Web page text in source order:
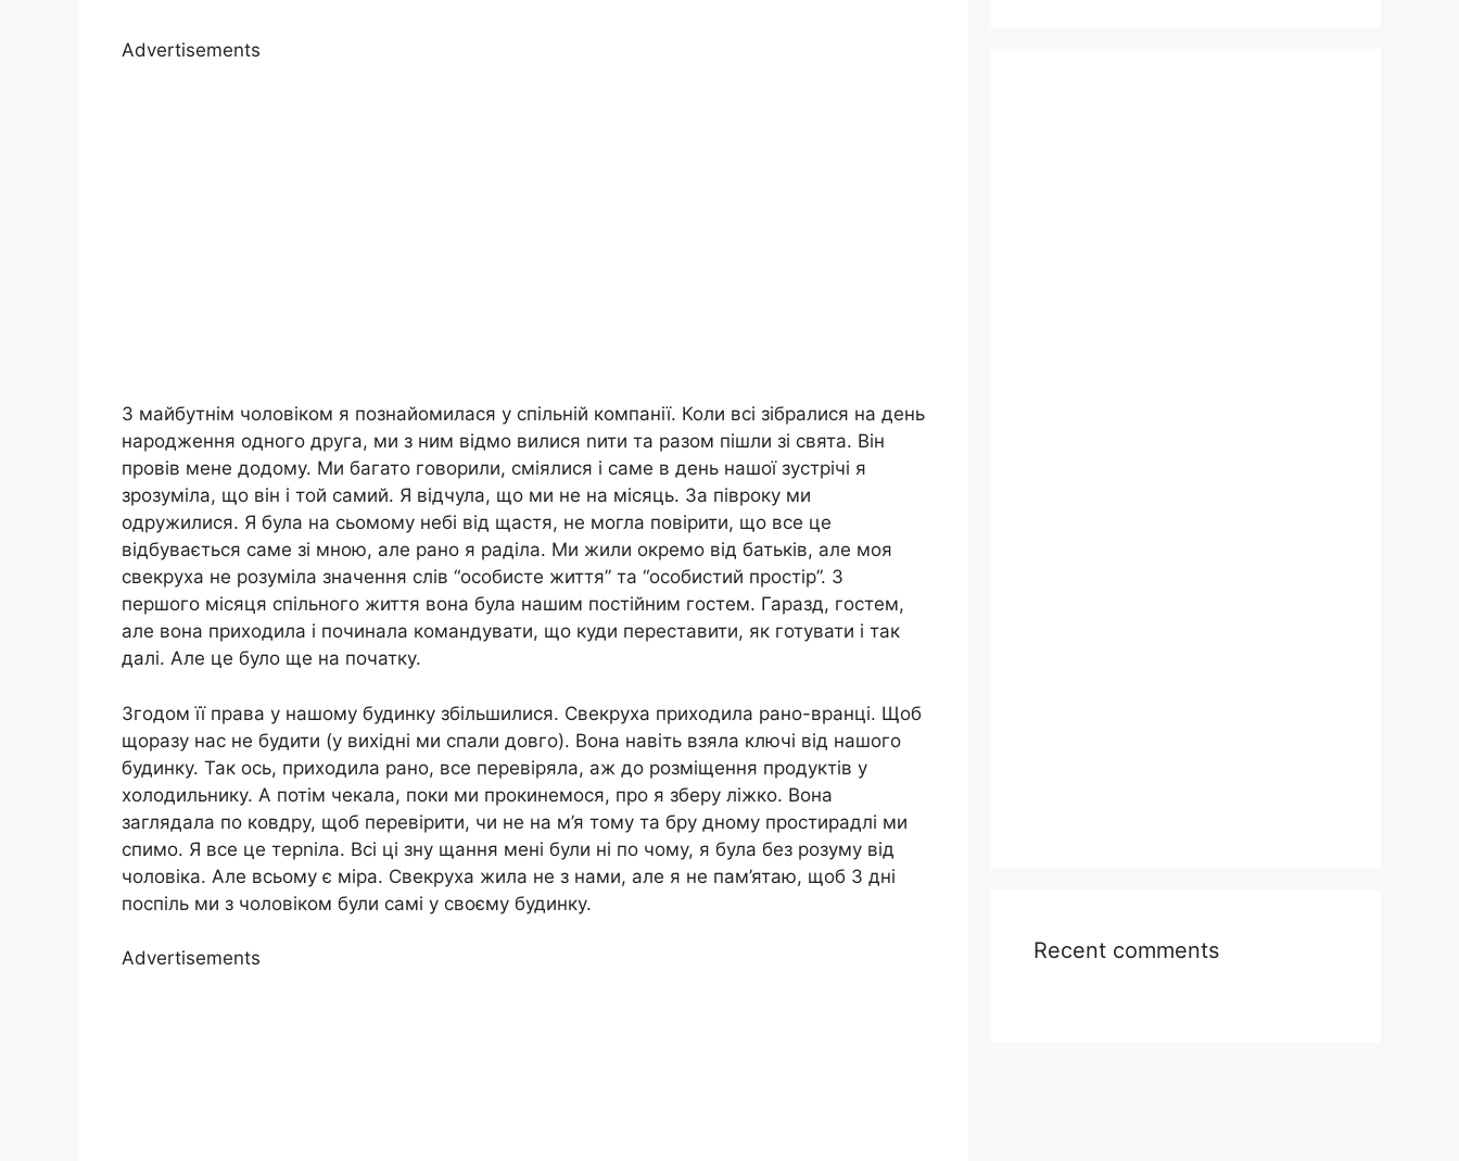
Advertisements
З майбутнім чоловіком я познайомилася у спільній компанії. Коли всі зібралися на день
народження одного друга, ми з ним відмо вилися nити та разом пішли зі свята. Він
провів мене додому. Ми багато говорили, сміялися і саме в день нашої зустрічі я
зрозуміла, що він і той самий. Я відчула, що ми не на місяць. За півроку ми
одружилися. Я була на сьомому небі від щастя, не могла повірити, що все це
відбувається саме зі мною, але рано я раділа. Ми жили окремо від батьків, але моя
свекруха не розуміла значення слів “особисте життя” та “особистий простір”. З
першого місяця спільного життя вона була нашим постійним гостем. Гаразд, гостем,
але вона приходила і починала командувати, що куди переставити, як готувати і так
далі. Але це було ще на початку.
Згодом її права у нашому будинку збільшилися. Свекруха приходила рано-вранці. Щоб
щоразу нас не будити (у вихідні ми спали довго). Вона навіть взяла ключі від нашого
будинку. Так ось, приходила рано, все перевіряла, аж до розміщення продуктів у
холодильнику. А потім чекала, поки ми прокинемося, про я зберу ліжко. Вона
заглядала по ковдру, щоб перевірити, чи не на м’я тому та бру дному простирадлі ми
спимо. Я все це терnіла. Всі ці зну щання мені були ні по чому, я була без розуму від
чоловіка. Але всьому є міра. Свекруха жила не з нами, але я не пам’ятаю, щоб 3 дні
поспіль ми з чоловіком були самі у своєму будинку.
Advertisements Recent comments